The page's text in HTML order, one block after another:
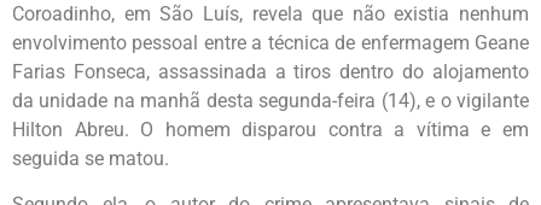
Coroadinho, em São Luís, revela que não existia nenhum
envolvimento pessoal entre a técnica de enfermagem Geane
Farias Fonseca, assassinada a tiros dentro do alojamento
da unidade na manhã desta segunda-feira (14), e o vigilante
Hilton Abreu. O homem disparou contra a vítima e em
seguida se matou.